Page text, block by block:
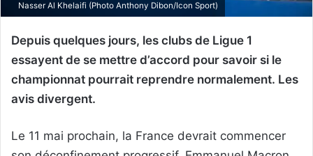
Nasser Al Khelaifi (Photo Anthony Dibon/Icon Sport)
Depuis quelques jours, les clubs de Ligue 1
essayent de se mettre d’accord pour savoir si le
championnat pourrait reprendre normalement. Les
avis divergent.
Le 11 mai prochain, la France devrait commencer